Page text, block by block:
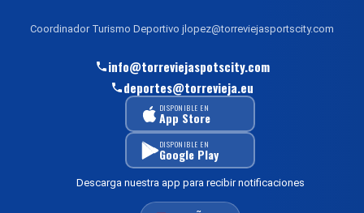
Coordinador Turismo Deportivo jlopez@torreviejasportscity.com
info@torreviejaspotscity.com
deportes@torrevieja.eu
DISPONIBLE EN
App Store
DISPONIBLE EN
Google Play
Descarga nuestra app para recibir notificaciones